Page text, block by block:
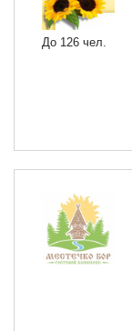
До 126 чел.